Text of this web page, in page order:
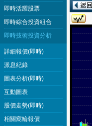
即時活躍股票
即時綜合投資組合
即時技術投資分析
詳細報價(即時)
派息紀錄
圖表分析(即時)
互動圖表
股價走勢(即時)
相關窩輪報價